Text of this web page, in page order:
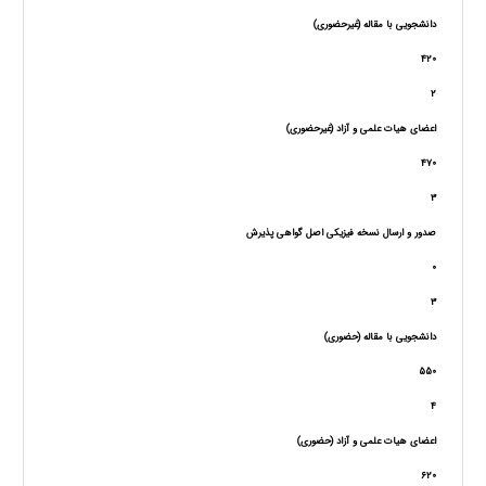
دانشجویی با مقاله (غیرحضوری)
420
2
اعضای هیات علمی و آزاد (غیرحضوری)
470
3
صدور و ارسال نسخه فیزیکی اصل گواهی پذیرش
0
3
دانشجویی با مقاله (حضوری)
550
4
اعضای هیات علمی و آزاد (حضوری)
620